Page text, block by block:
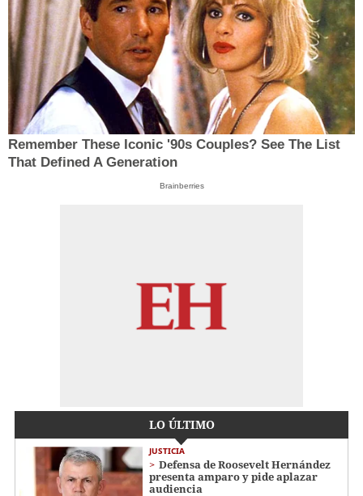
Remember These Iconic '90s Couples? See The List
That Defined A Generation
Brainberries
LO ÚLTIMO
JUSTICIA
Defensa de Roosevelt Hernández
presenta amparo y pide aplazar
audiencia